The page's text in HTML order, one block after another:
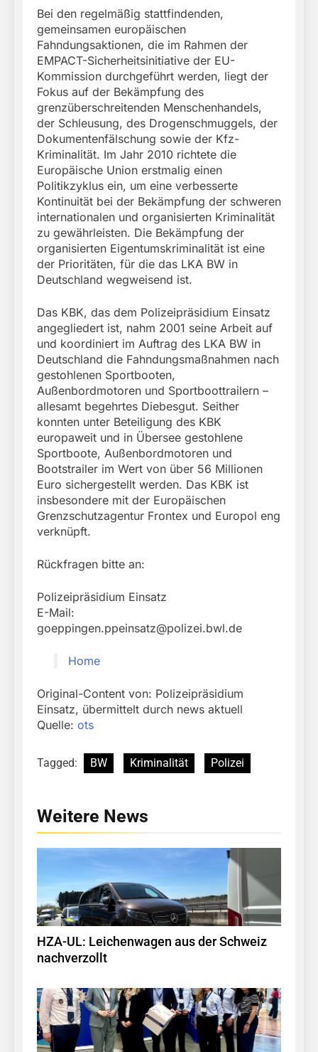
Bei den regelmäßig stattfindenden,
gemeinsamen europäischen
Fahndungsaktionen, die im Rahmen der
EMPACT-Sicherheitsinitiative der EU-
Kommission durchgeführt werden, liegt der
Fokus auf der Bekämpfung des
grenzüberschreitenden Menschenhandels,
der Schleusung, des Drogenschmuggels, der
Dokumentenfälschung sowie der Kfz-
Kriminalität. Im Jahr 2010 richtete die
Europäische Union erstmalig einen
Politikzyklus ein, um eine verbesserte
Kontinuität bei der Bekämpfung der schweren
internationalen und organisierten Kriminalität
zu gewährleisten. Die Bekämpfung der
organisierten Eigentumskriminalität ist eine
der Prioritäten, für die das LKA BW in
Deutschland wegweisend ist.
Das KBK, das dem Polizeipräsidium Einsatz
angegliedert ist, nahm 2001 seine Arbeit auf
und koordiniert im Auftrag des LKA BW in
Deutschland die Fahndungsmaßnahmen nach
gestohlenen Sportbooten,
Außenbordmotoren und Sportboottrailern –
allesamt begehrtes Diebesgut. Seither
konnten unter Beteiligung des KBK
europaweit und in Übersee gestohlene
Sportboote, Außenbordmotoren und
Bootstrailer im Wert von über 56 Millionen
Euro sichergestellt werden. Das KBK ist
insbesondere mit der Europäischen
Grenzschutzagentur Frontex und Europol eng
verknüpft.
Rückfragen bitte an:
Polizeipräsidium Einsatz
E-Mail:
goeppingen.ppeinsatz@polizei.bwl.de
Home
Original-Content von: Polizeipräsidium
Einsatz, übermittelt durch news aktuell
Quelle: ots
Tagged: BW Kriminalität Polizei
Weitere News
HZA-UL: Leichenwagen aus der Schweiz
nachverzollt